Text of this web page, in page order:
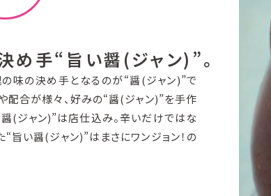
め手“旨い醤(ジャン)”。
味の決め手となるのが“醤(ジャン)”で
配合が様々、好みの“醤(ジャン)”を手作
醤(ジャン)”は店仕込み。辛いだけではな
い醤(ジャン)”はまさにワンジョン！の